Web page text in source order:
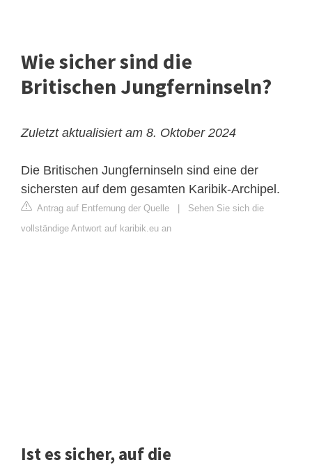
Wie sicher sind die
Britischen Jungferninseln?
Zuletzt aktualisiert am 8. Oktober 2024
Die Britischen Jungferninseln sind eine der
sichersten auf dem gesamten Karibik-Archipel.
Antrag auf Entfernung der Quelle
Sehen Sie sich die
vollständige Antwort auf karibik.eu an
Ist es sicher, auf die